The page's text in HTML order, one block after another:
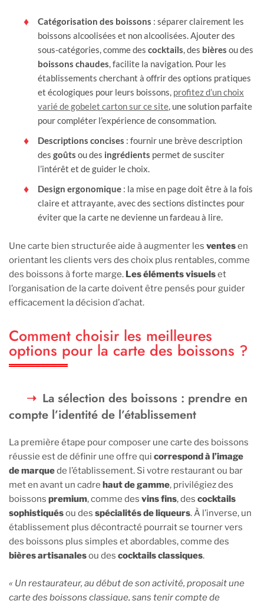
Catégorisation des boissons : séparer clairement les
boissons alcoolisées et non alcoolisées. Ajouter des
sous-catégories, comme des cocktails, des bières ou des
boissons chaudes, facilite la navigation. Pour les
établissements cherchant à offrir des options pratiques
et écologiques pour leurs boissons, profitez d’un choix
varié de gobelet carton sur ce site, une solution parfaite
pour compléter l’expérience de consommation.
Descriptions concises : fournir une brève description
des goûts ou des ingrédients permet de susciter
l’intérêt et de guider le choix.
Design ergonomique : la mise en page doit être à la fois
claire et attrayante, avec des sections distinctes pour
éviter que la carte ne devienne un fardeau à lire.
Une carte bien structurée aide à augmenter les ventesen
orientant les clients vers des choix plus rentables, comme
des boissons à forte marge. Les éléments visuelset
l’organisation de la carte doivent être pensés pour guider
efficacement la décision d’achat.
Comment choisir les meilleures
options pour la carte des boissons ?
La sélection des boissons : prendre en
compte l’identité de l’établissement
La première étape pour composer une carte des boissons
réussie est de définir une offre qui correspond à l’image
de marquede l’établissement. Si votre restaurant ou bar
met en avant un cadre haut de gamme, privilégiez des
boissons premium, comme des vins fins, des cocktails
sophistiquésou des spécialités de liqueurs. À l’inverse, un
établissement plus décontracté pourrait se tourner vers
des boissons plus simples et abordables, comme des
bières artisanalesou des cocktails classiques.
« Un restaurateur, au début de son activité, proposait une
carte des boissons classique, sans tenir compte de